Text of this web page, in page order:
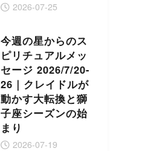
2026-07-25
今週の星からのス
ピリチュアルメッ
セージ 2026/7/20-
26｜クレイドルが
動かす大転換と獅
子座シーズンの始
まり
2026-07-19